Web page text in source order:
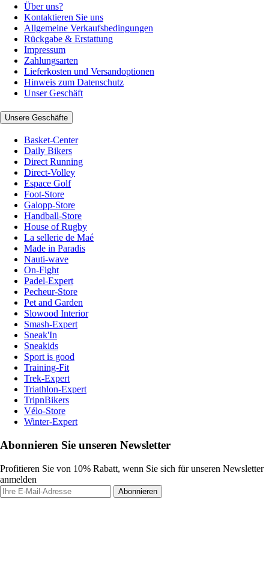
Über uns?
Kontaktieren Sie uns
Allgemeine Verkaufsbedingungen
Rückgabe & Erstattung
Impressum
Zahlungsarten
Lieferkosten und Versandoptionen
Hinweis zum Datenschutz
Unser Geschäft
Unsere Geschäfte
Basket-Center
Daily Bikers
Direct Running
Direct-Volley
Espace Golf
Foot-Store
Galopp-Store
Handball-Store
House of Rugby
La sellerie de Maé
Made in Paradis
Nauti-wave
On-Fight
Padel-Expert
Pecheur-Store
Pet and Garden
Slowood Interior
Smash-Expert
Sneak'In
Sneakids
Sport is good
Training-Fit
Trek-Expert
Triathlon-Expert
TripnBikers
Vélo-Store
Winter-Expert
Abonnieren Sie unseren Newsletter
Profitieren Sie von 10% Rabatt, wenn Sie sich für unseren Newsletter
anmelden
Abonnieren